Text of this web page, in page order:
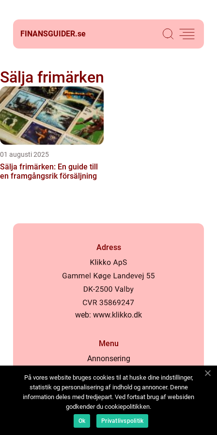
FINANSGUIDER.se
Sälja frimärken
01 augusti 2025
Sälja frimärken: En guide till
en framgångsrik försäljning
Adress
web: www.klikko.dk
Menu
Annonsering
Cookies
Kontakta oss
Sitemap
På vores website bruges cookies til at huske dine indstillinger,
statistik og personalisering af indhold og annoncer. Denne
information deles med tredjepart. Ved fortsat brug af websiden
godkender du cookiepolitikken.
Ok Privatlivspolitik